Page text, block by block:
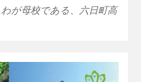
わが母校である、六日町高